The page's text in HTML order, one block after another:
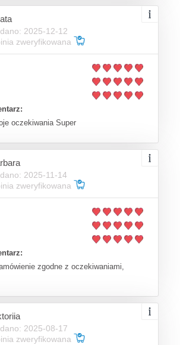
2025-12-12
zweryfikowana
oczekiwania Super
2025-11-14
zweryfikowana
zgodne z oczekiwaniami,
2025-08-17
zweryfikowana